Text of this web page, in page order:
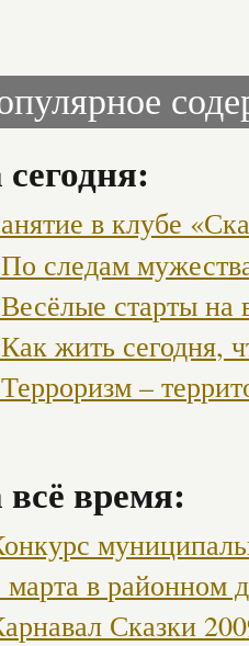
сегодня:
в клубе
следам
старты на
жить сегодня,
–
всё время:
марта в районном
Сказки